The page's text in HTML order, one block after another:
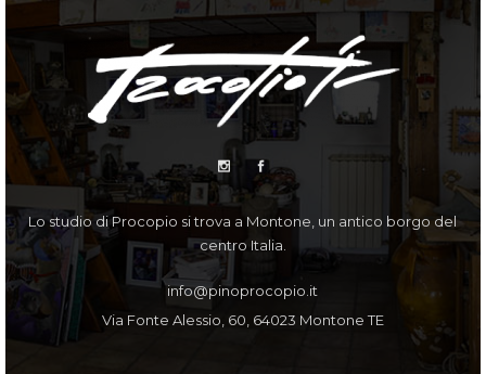
Lo studio di Procopio si trova a Montone, un antico borgo del
centro Italia.
info@pinoprocopio.it
Via Fonte Alessio, 60, 64023 Montone TE